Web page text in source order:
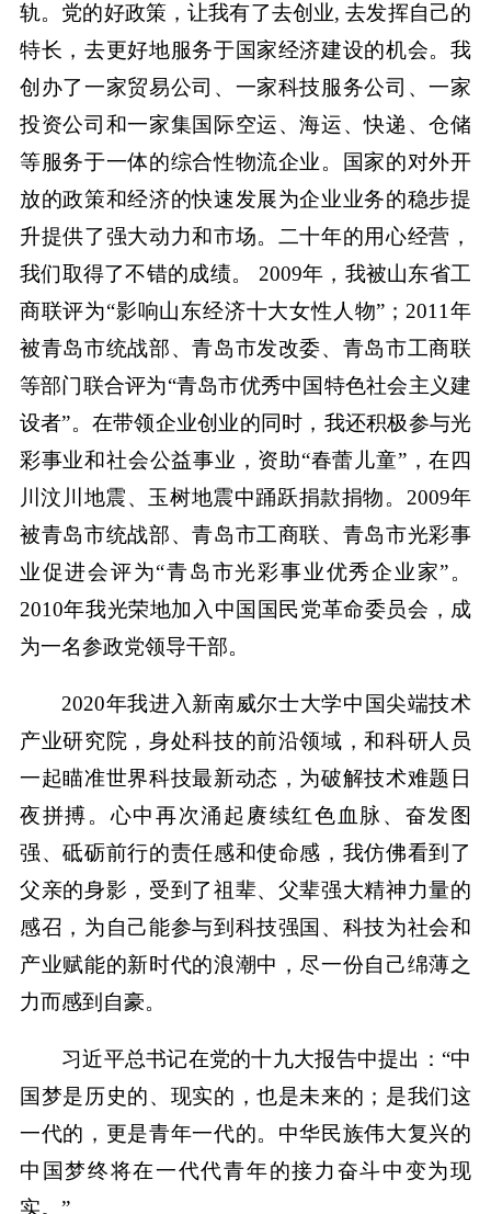
轨。党的好政策，让我有了去创业, 去发挥自己的
特长，去更好地服务于国家经济建设的机会。我
创办了一家贸易公司、一家科技服务公司、一家
投资公司和一家集国际空运、海运、快递、仓储
等服务于一体的综合性物流企业。国家的对外开
放的政策和经济的快速发展为企业业务的稳步提
升提供了强大动力和市场。二十年的用心经营，
我们取得了不错的成绩。 2009年，我被山东省工
商联评为“影响山东经济十大女性人物”；2011年
被青岛市统战部、青岛市发改委、青岛市工商联
等部门联合评为“青岛市优秀中国特色社会主义建
设者”。在带领企业创业的同时，我还积极参与光
彩事业和社会公益事业，资助“春蕾儿童”，在四
川汶川地震、玉树地震中踊跃捐款捐物。2009年
被青岛市统战部、青岛市工商联、青岛市光彩事
业促进会评为“青岛市光彩事业优秀企业家”。
2010年我光荣地加入中国国民党革命委员会，成
为一名参政党领导干部。
2020年我进入新南威尔士大学中国尖端技术
产业研究院，身处科技的前沿领域，和科研人员
一起瞄准世界科技最新动态，为破解技术难题日
夜拼搏。心中再次涌起赓续红色血脉、奋发图
强、砥砺前行的责任感和使命感，我仿佛看到了
父亲的身影，受到了祖辈、父辈强大精神力量的
感召，为自己能参与到科技强国、科技为社会和
产业赋能的新时代的浪潮中，尽一份自己绵薄之
力而感到自豪。
习近平总书记在党的十九大报告中提出：“中
国梦是历史的、现实的，也是未来的；是我们这
一代的，更是青年一代的。中华民族伟大复兴的
中国梦终将在一代代青年的接力奋斗中变为现
实。”